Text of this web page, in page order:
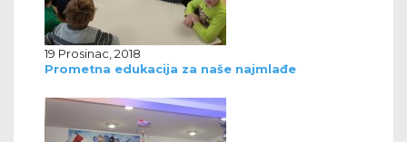
19 Prosinac, 2018
Prometna edukacija za naše najmlađe